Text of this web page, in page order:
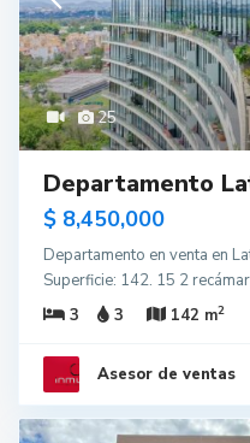
25
Departamento
$ 8,450,000
Departamento en venta en
Superficie: 142. 15 2
3
3 142 m2
Asesor de ventas